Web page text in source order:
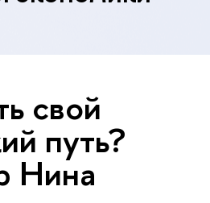
свой
путь?
Нина